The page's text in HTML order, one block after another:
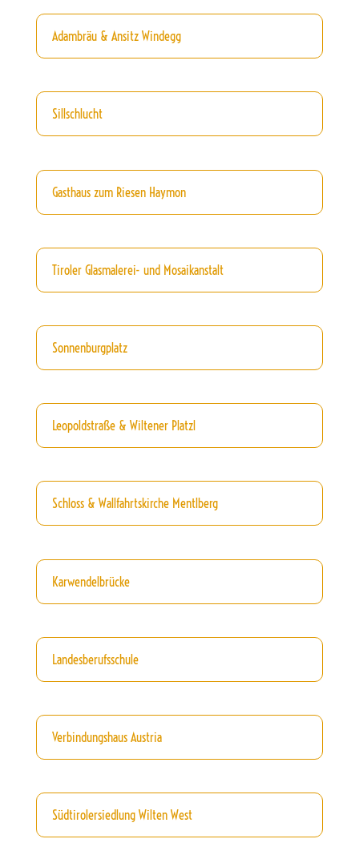
Adambräu & Ansitz Windegg
Sillschlucht
Gasthaus zum Riesen Haymon
Tiroler Glasmalerei- und Mosaikanstalt
Sonnenburgplatz
Leopoldstraße & Wiltener Platzl
Schloss & Wallfahrtskirche Mentlberg
Karwendelbrücke
Landesberufsschule
Verbindungshaus Austria
Südtirolersiedlung Wilten West